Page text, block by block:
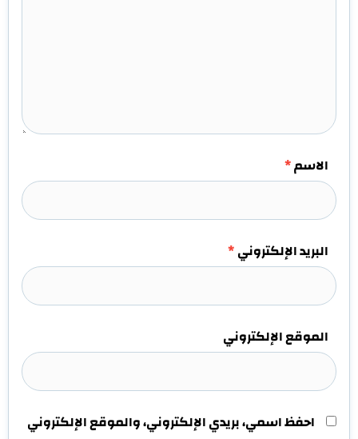
الاسم*
البريد الإلكتروني*
الموقع الإلكتروني
احفظ اسمي، بريدي الإلكتروني، والموقع الإلكتروني